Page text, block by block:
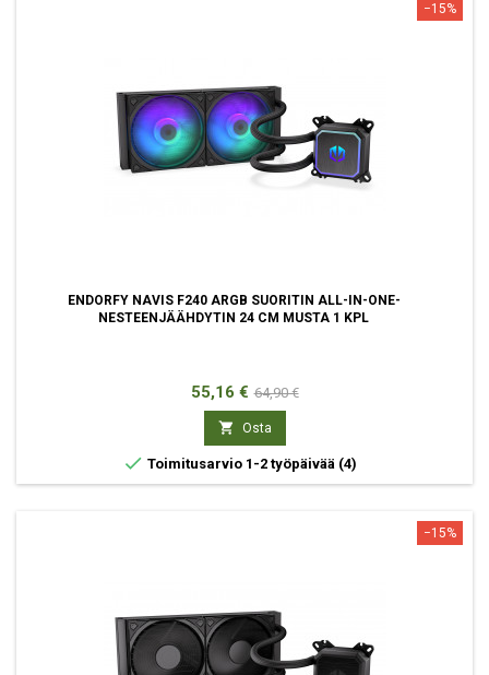
−15%
ENDORFY NAVIS F240 ARGB SUORITIN ALL-IN-ONE-
NESTEENJÄÄHDYTIN 24 CM MUSTA 1 KPL
Hinta
55,16 € Normaali
hinta
64,90 €
 Osta
 Toimitusarvio 1-2 työpäivää (4)
−15%